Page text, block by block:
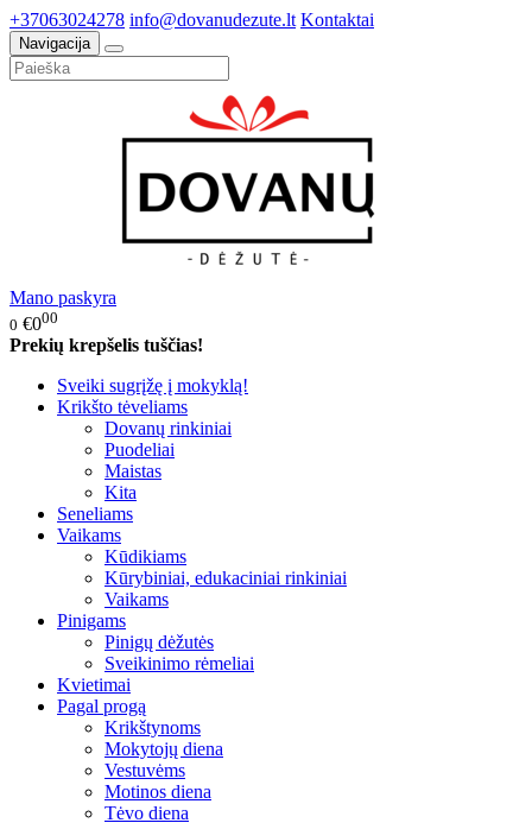
+37063024278 info@dovanudezute.lt Kontaktai
Navigacija
Mano paskyra
0 €000
Prekių krepšelis tuščias!
Sveiki sugrįžę į mokyklą!
Krikšto tėveliams
Dovanų rinkiniai
Puodeliai
Maistas
Kita
Seneliams
Vaikams
Kūdikiams
Kūrybiniai, edukaciniai rinkiniai
Vaikams
Pinigams
Pinigų dėžutės
Sveikinimo rėmeliai
Kvietimai
Pagal progą
Krikštynoms
Mokytojų diena
Vestuvėms
Motinos diena
Tėvo diena